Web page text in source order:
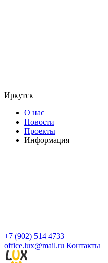
Иркутск
О нас
Новости
Проекты
Информация
+7 (902) 514 4733
office.lux@mail.ru Контакты